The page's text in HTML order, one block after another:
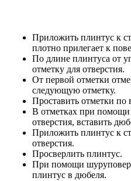
Приложить плинтус к
плотно прилегает к
По длине плинтуса от
отметку для отверстия.
От первой отметки
следующую отметку.
Проставить отметки
В отметках при помощи
отверстия, вставить
Приложить плинтус к
отверстия.
Просверлить плинтус.
При помощи
плинтус в дюбеля.